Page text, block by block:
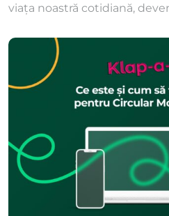
viața noastră cotidiană,
divertisment. Cu toate
ne bucurăm cu adevărat de
Conform unui studiu
Research, durata medie de
este de aproximativ 2 ani,